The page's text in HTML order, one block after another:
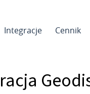
Integracje Cennik